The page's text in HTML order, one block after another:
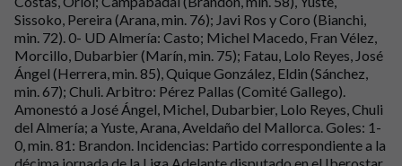
Sissoko, Pereira (Arana, min. 76); Javi Ros y Coro (Bianchi,
min. 72). 0- UD Almería: Casto; Michel Macedo, Fran Vélez,
Morcillo, Dubarbier (Marín, min. 75); Fatau, Lolo Reyes, José
Ángel (Herrera, min. 85), Quique González, Eldin (Sánchez,
min. 67); Chuli. Arbitro: Pérez Pallas (Comité Gallego).
Amonestó a José Ángel, Michel, Dubarbier, Lolo Reyes, Chuli
del Almería; a Yuste, Arana, Aveldaño del Mallorca. Goles: 1-
0, min. 81: Brandon. Incidencias: Partido correspondiente a la